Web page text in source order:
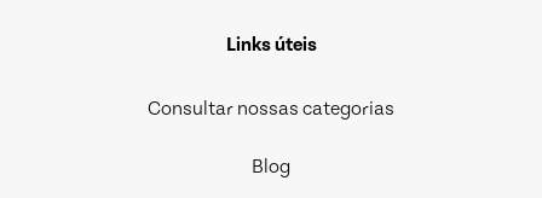
Links úteis
Consultar nossas categorias
Blog